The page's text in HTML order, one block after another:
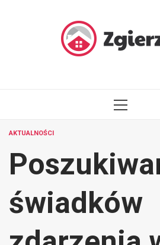
PRIMARY
AKTUALNOŚCI
świadków